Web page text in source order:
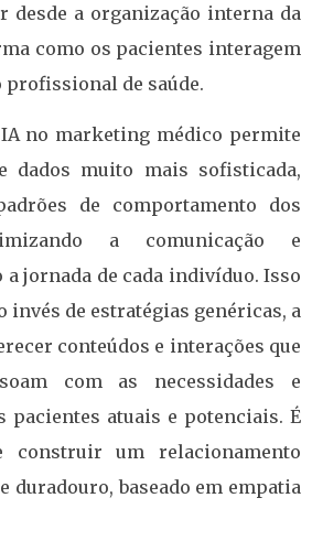
desde a organização interna da
como os pacientes interagem
profissional de saúde.
no marketing médico permite
dados muito mais sofisticada,
de comportamento dos
a comunicação e
jornada de cada indivíduo. Isso
invés de estratégias genéricas, a
conteúdos e interações que
com as necessidades e
pacientes atuais e potenciais. É
construir um relacionamento
duradouro, baseado em empatia